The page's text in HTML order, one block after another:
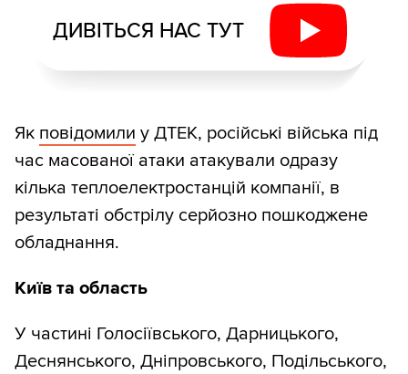
ДИВІТЬСЯ НАС ТУТ
Як повідомили у ДТЕК, російські війська під
час масованої атаки атакували одразу
кілька теплоелектростанцій компанії, в
результаті обстрілу серйозно пошкоджене
обладнання.
Київ та область
У частині Голосіївського, Дарницького,
Деснянського, Дніпровського, Подільського,